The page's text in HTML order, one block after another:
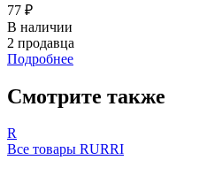
77 ₽
В наличии
2 продавца
Подробнее
Смотрите также
R
Все товары RURRI